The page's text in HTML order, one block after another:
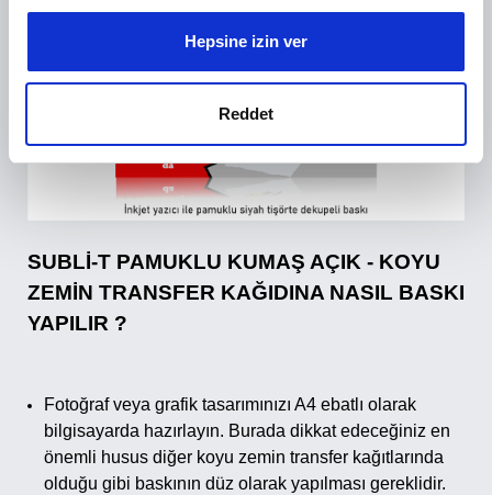
bilgileri, bunları kendilerine sağladığınız veya hizmetlerini
kullanımınızdan topladıkları diğer bilgilerle
birleştirebilecek sosyal medya, reklamcılık ve analiz
Hepsine izin ver
Reddet
SUBLİ-T PAMUKLU KUMAŞ AÇIK - KOYU
ZEMİN TRANSFER KAĞIDINA NASIL BASKI
YAPILIR ?
Fotoğraf veya grafik tasarımınızı A4 ebatlı olarak
bilgisayarda hazırlayın. Burada dikkat edeceğiniz en
önemli husus diğer koyu zemin transfer kağıtlarında
olduğu gibi baskının düz olarak yapılması gereklidir.